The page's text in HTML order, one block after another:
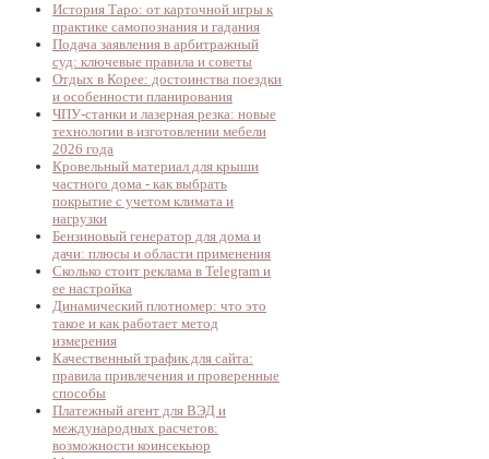
История Таро: от карточной игры к
практике самопознания и гадания
Подача заявления в арбитражный
суд: ключевые правила и советы
Отдых в Корее: достоинства поездки
и особенности планирования
ЧПУ-станки и лазерная резка: новые
технологии в изготовлении мебели
2026 года
Кровельный материал для крыши
частного дома - как выбрать
покрытие с учетом климата и
нагрузки
Бензиновый генератор для дома и
дачи: плюсы и области применения
Сколько стоит реклама в Telegram и
ее настройка
Динамический плотномер: что это
такое и как работает метод
измерения
Качественный трафик для сайта:
правила привлечения и проверенные
способы
Платежный агент для ВЭД и
международных расчетов:
возможности коинсекьюр